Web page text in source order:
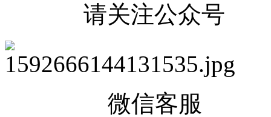
请关注公众号
微信客服